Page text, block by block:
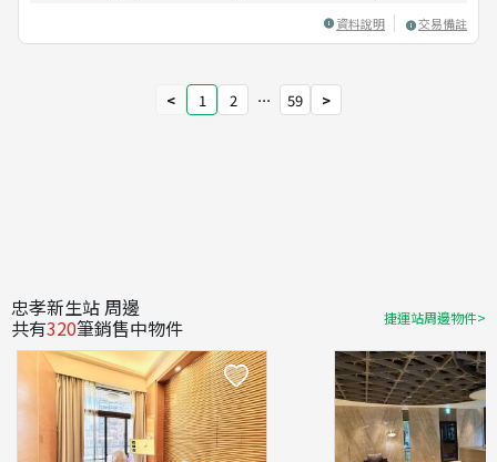
資料說明 交易備註
< 1 2 ⋯ 59 >
忠孝新生站 周邊
共有320筆銷售中物件 捷運站周邊物件>